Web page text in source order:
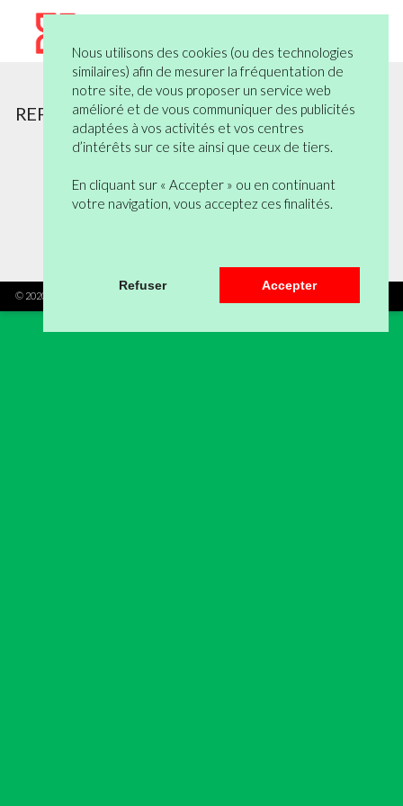
Nous utilisons des cookies (ou des technologies
similaires) afin de mesurer la fréquentation de
notre site, de vous proposer un service web
amélioré et de vous communiquer des publicités
adaptées à vos activités et vos centres
d’intérêts sur ce site ainsi que ceux de tiers.
En cliquant sur « Accepter » ou en continuant
votre navigation, vous acceptez ces finalités.
Refuser Accepter
REPERTOIRES PIQURES
sélection.
Haut de page
© 2020 Kallea - Tous droits réservés